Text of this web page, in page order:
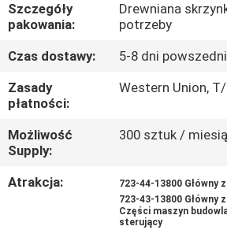
SKONTAKTUJ
SIĘ
Z
NAMI
AKTUALNOŚCI
WSZYSTKIE
Szczegóły
pakowania:
Drewniana
potrzeby
Czas dostawy:
5-8 dni
Zasady
płatności:
Western Union,
Możliwość
Supply:
300 sztuk /
Atrakcja: 723-44-13800 Główny
723-43-13800 Główny
Części maszyn
sterujący